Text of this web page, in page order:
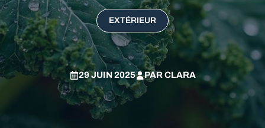
EXTÉRIEUR
29 JUIN 2025 PARCLARA